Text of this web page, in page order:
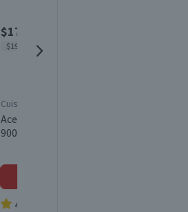
$1790
$1989 x lt
Cuisine & Co
Aceite Vegetal Libre de Colesterol
900 ml
4.8